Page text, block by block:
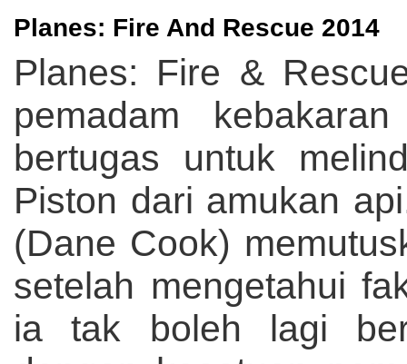
Planes: Fire And Rescue 2014
Planes: Fire &
pemadam
bertugas untuk
Piston dari amukan
(Dane Cook)
setelah mengetahui
ia tak boleh lagi